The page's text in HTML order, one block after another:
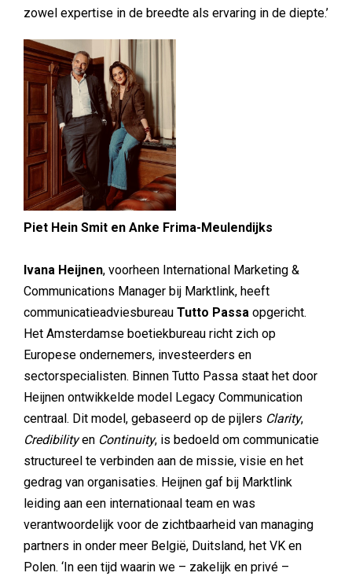
zowel expertise in de breedte als ervaring in de diepte.’
Piet Hein Smit en Anke Frima-Meulendijks
Ivana Heijnen, voorheen International Marketing &
Communications Manager bij Marktlink, heeft
communicatieadviesbureau Tutto Passa opgericht.
Het Amsterdamse boetiekbureau richt zich op
Europese ondernemers, investeerders en
sectorspecialisten. Binnen Tutto Passa staat het door
Heijnen ontwikkelde model Legacy Communication
centraal. Dit model, gebaseerd op de pijlers Clarity,
Credibilityen Continuity, is bedoeld om communicatie
structureel te verbinden aan de missie, visie en het
gedrag van organisaties. Heijnen gaf bij Marktlink
leiding aan een internationaal team en was
verantwoordelijk voor de zichtbaarheid van managing
partners in onder meer België, Duitsland, het VK en
Polen. ‘In een tijd waarin we – zakelijk en privé –